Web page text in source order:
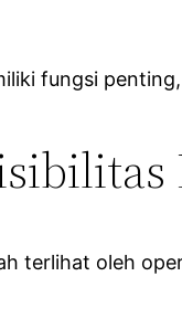
fungsi
terlihat oleh